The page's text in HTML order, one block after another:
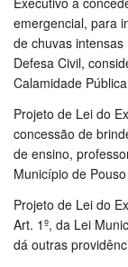
emergencial, para
de chuvas
Defesa Civil,
Calamidade
Projeto de Lei do
concessão de
de ensino,
Município de
Projeto de Lei do
Art. 1º, da Lei
dá outras